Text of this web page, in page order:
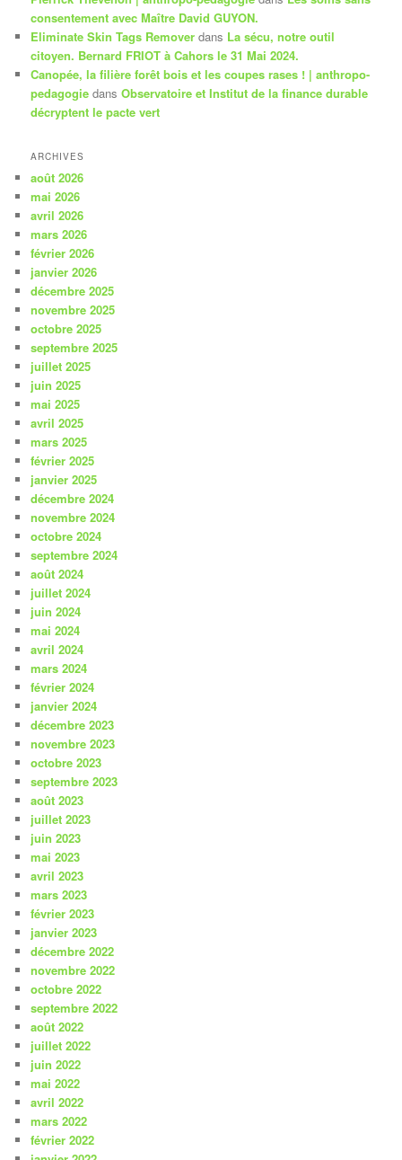
consentement avec Maître David GUYON.
Eliminate Skin Tags Remover dans La sécu, notre outil
citoyen. Bernard FRIOT à Cahors le 31 Mai 2024.
Canopée, la filière forêt bois et les coupes rases ! | anthropo-
pedagogie dansObservatoire et Institut de la finance durable
décryptent le pacte vert
ARCHIVES
août 2026
mai 2026
avril 2026
mars 2026
février 2026
janvier 2026
décembre 2025
novembre 2025
octobre 2025
septembre 2025
juillet 2025
juin 2025
mai 2025
avril 2025
mars 2025
février 2025
janvier 2025
décembre 2024
novembre 2024
octobre 2024
septembre 2024
août 2024
juillet 2024
juin 2024
mai 2024
avril 2024
mars 2024
février 2024
janvier 2024
décembre 2023
novembre 2023
octobre 2023
septembre 2023
août 2023
juillet 2023
juin 2023
mai 2023
avril 2023
mars 2023
février 2023
janvier 2023
décembre 2022
novembre 2022
octobre 2022
septembre 2022
août 2022
juillet 2022
juin 2022
mai 2022
avril 2022
mars 2022
février 2022